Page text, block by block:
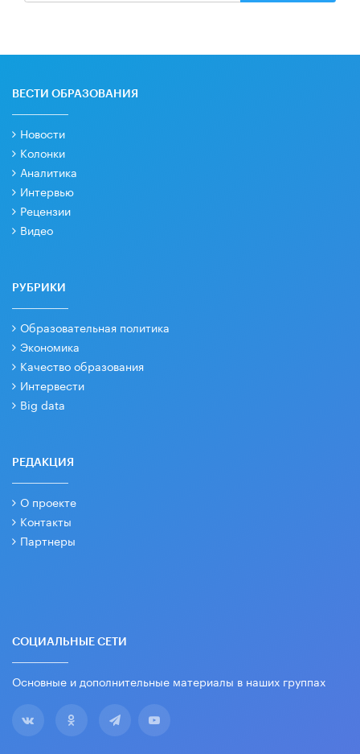
ВЕСТИ ОБРАЗОВАНИЯ
Новости
Колонки
Аналитика
Интервью
Рецензии
Видео
РУБРИКИ
Образовательная политика
Экономика
Качество образования
Интервести
Big data
РЕДАКЦИЯ
О проекте
Контакты
Партнеры
СОЦИАЛЬНЫЕ СЕТИ
Основные и дополнительные материалы в наших группах